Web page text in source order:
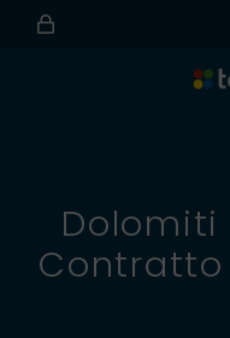
Dolomiti
Contratto